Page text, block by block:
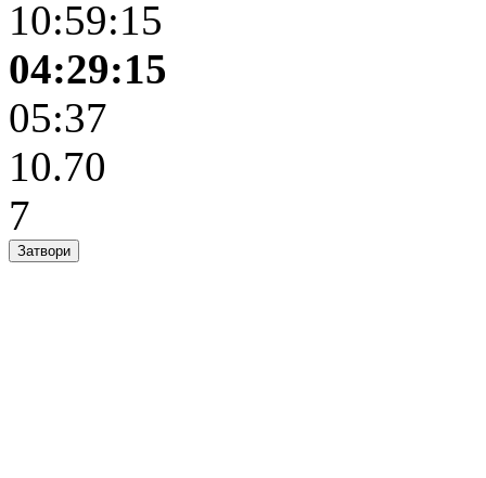
10:59:15
04:29:15
05:37
10.70
7
Затвори